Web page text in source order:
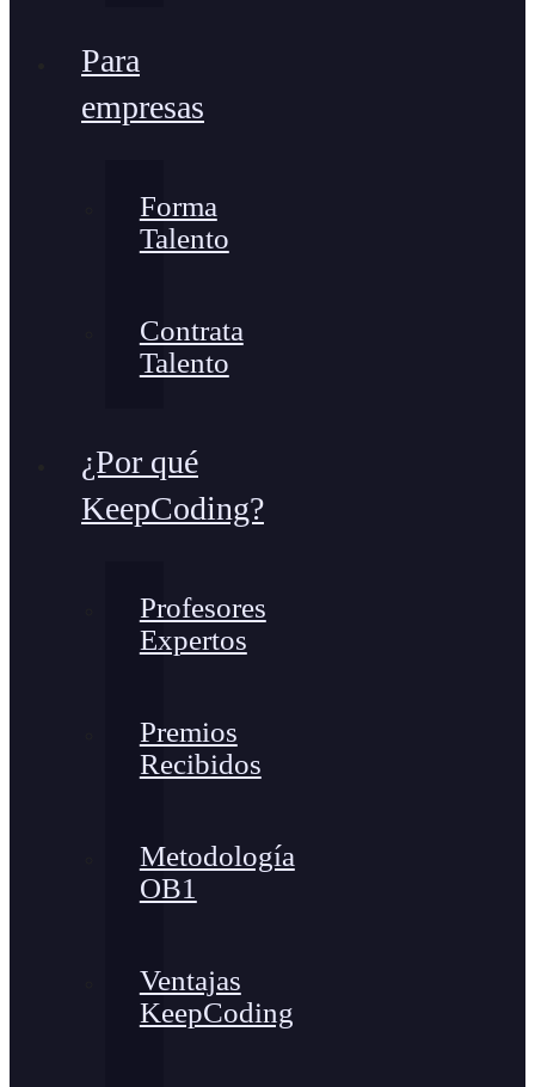
Para
empresas
Forma
Talento
Contrata
Talento
¿Por qué
KeepCoding?
Profesores
Expertos
Premios
Recibidos
Metodología
OB1
Ventajas
KeepCoding